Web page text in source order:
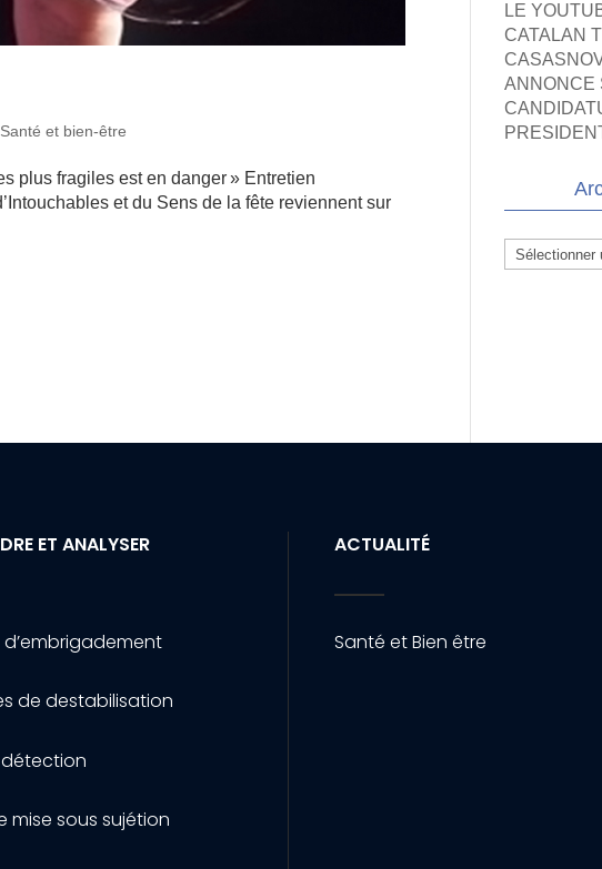
Santé et bien-être
plus fragiles est en danger » Entretien
et du Sens de la fête reviennent sur
LE
CATALAN
ANNONCE
Archives
ET ANALYSER
d’embrigadement
de destabilisation
mise sous sujétion
ACTUALITÉ
Santé et Bien être